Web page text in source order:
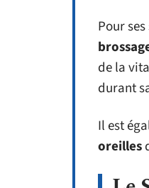
Pour
de la
durant
Il est
oreilles